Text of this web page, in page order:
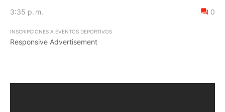
3:35 p. m. 0
INSCRIPCIONES A EVENTOS DEPORTIVOS
Responsive Advertisement